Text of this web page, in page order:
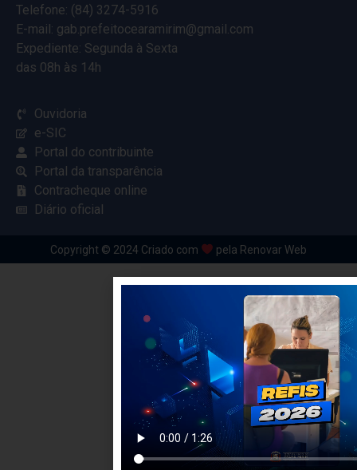
Telefone: (84) 3274-5916
E-mail: gab.prefeitocearamirim@gmail.com
Expediente: Segunda à Sexta
das 08h às 14h
Ouvidoria
e-SIC
Portal do contribuinte
Portal da transparência
Contracheque online
Diário oficial
Copyright © 2024 Criado com pela Renovar Web